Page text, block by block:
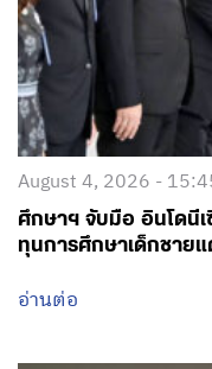
August 4, 2026 -
ศึกษาฯ จับมือ อินโดนี
ทุนการศึกษาเด็กชายแ
อ่านต่อ